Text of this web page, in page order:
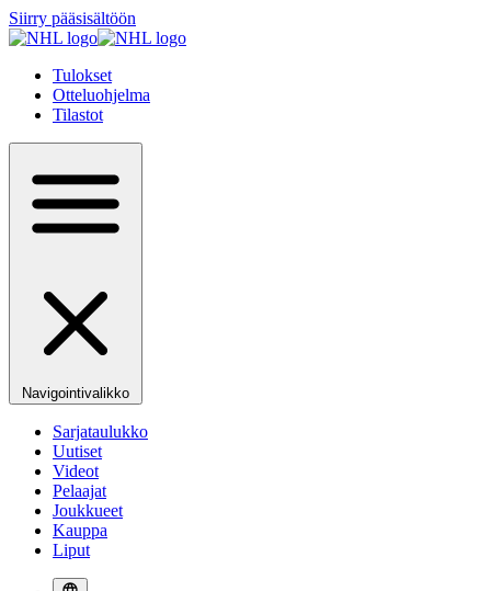
Siirry pääsisältöön
Tulokset
Otteluohjelma
Tilastot
Navigointivalikko
Sarjataulukko
Uutiset
Videot
Pelaajat
Joukkueet
Kauppa
Liput